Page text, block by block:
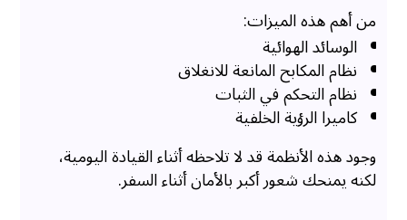
من أهم هذه الميزات:
الوسائد الهوائية
نظام المكابح المانعة للانغلاق
نظام التحكم في الثبات
كاميرا الرؤية الخلفية
وجود هذه الأنظمة قد لا تلاحظه أثناء القيادة اليومية،
لكنه يمنحك شعور أكبر بالأمان أثناء السفر.